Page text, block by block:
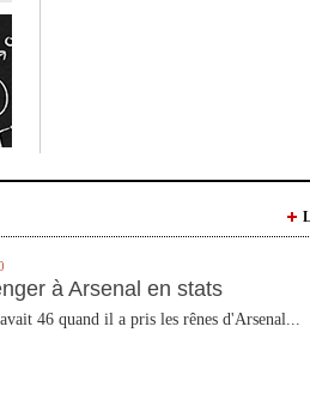
à Arsenal en stats
46 quand il a pris les rênes d'Arsenal...